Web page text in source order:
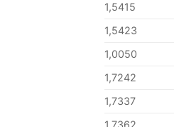
1,5415
1,5423
1,0050
1,7242
1,7337
1,7362